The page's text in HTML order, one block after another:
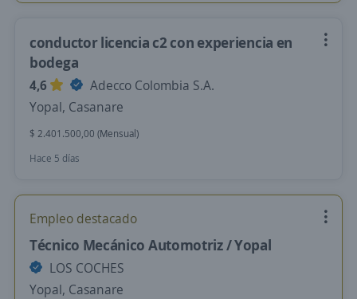
conductor licencia c2 con experiencia en
bodega
4,6
Adecco Colombia S.A.
Yopal, Casanare
$ 2.401.500,00 (Mensual)
Hace 5 días
Empleo destacado
Técnico Mecánico Automotriz / Yopal
LOS COCHES
Yopal, Casanare